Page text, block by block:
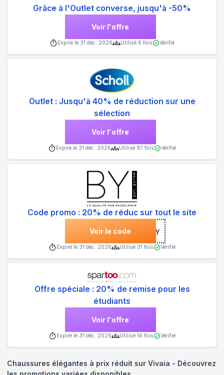
Grâce à l'Outlet converse, jusqu'à -50%
Voir l'offre
Expire le 31 déc. 2026 Utilisé 6 fois Vérifié
Outlet : Jusqu'à 40% de réduction sur une
sélection
Voir l'offre
Expire le 31 déc. 2026 Utilisé 97 fois Vérifié
Code promo : 20% de réduc sur tout le site
Voir le code***YM2021Y
Expire le 31 déc. 2026 Utilisé 31 fois Vérifié
Offre spéciale : 20% de remise pour les
étudiants
Voir l'offre
Expire le 31 déc. 2026 Utilisé 16 fois Vérifié
Chaussures élégantes à prix réduit sur Vivaia - Découvrez